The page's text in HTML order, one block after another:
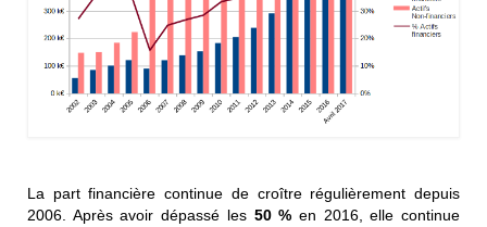
La part financière continue de croître régulièrement depuis
2006. Après avoir dépassé les 50 % en 2016, elle continue